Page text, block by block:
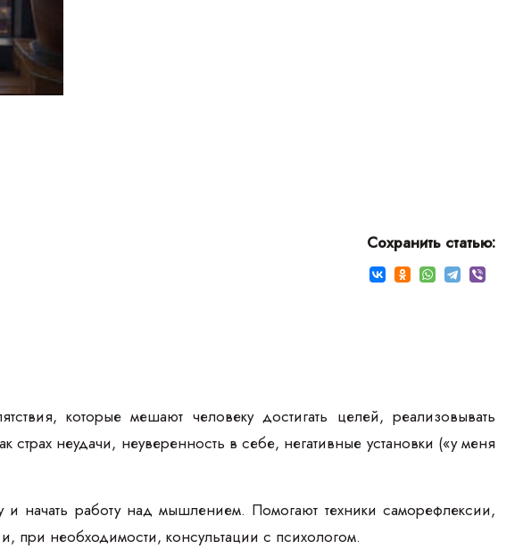
Сохранить статью:
которые мешают человеку достигать целей, реализовывать
неудачи, неуверенность в себе, негативные установки («у меня
начать работу над мышлением. Помогают техники саморефлексии,
при необходимости, консультации с психологом.